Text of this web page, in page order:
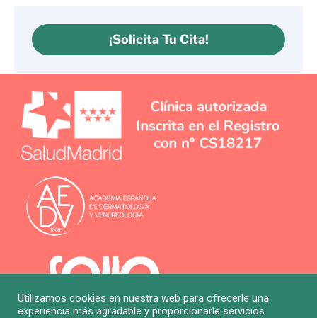
¡Solicita Tu Cita!
Utilizamos cookies en nuestra web para ofrecerle una
experiencia más agradable y proporcionarle servicios